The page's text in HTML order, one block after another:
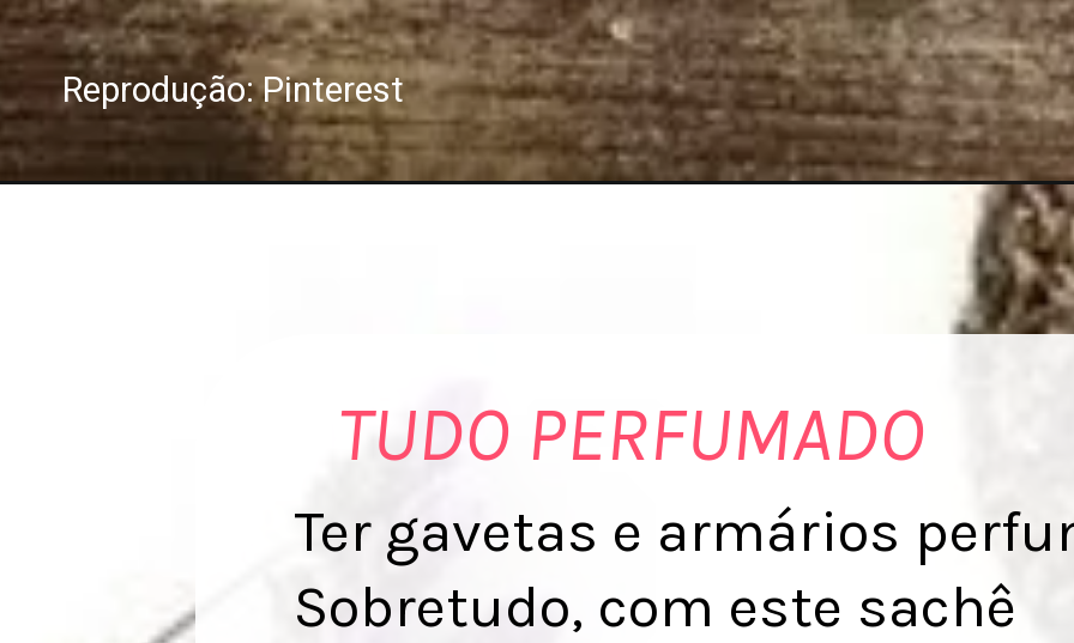
Reprodução: Pinterest
TUDO PERFUMADO
Ter gavetas e armários
Sobretudo, com este sachê